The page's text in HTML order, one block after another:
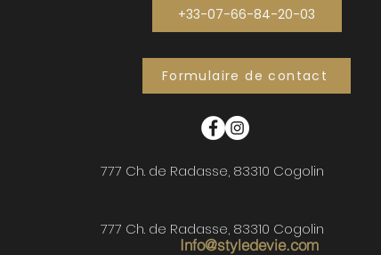
+33-07-66-84-20-03
Formulaire de contact
777 Ch. de Radasse, 83310 Cogolin
Info@styledevie.com
777 Ch. de Radasse, 83310 Cogolin